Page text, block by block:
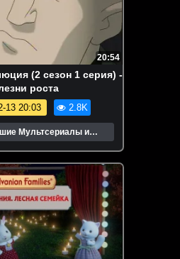
20:54
(2 сезон 1 серия) -
роста
13 20:03 2.8K
Мультсериалы и
Мультфильмы